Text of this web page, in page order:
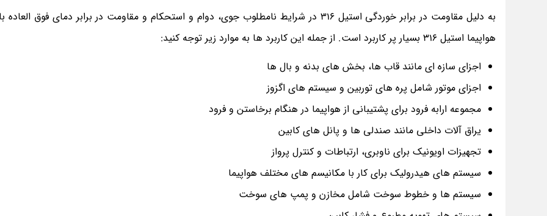
به دلیل مقاومت در برابر خوردگی استیل 316 در شرایط نامطلوب جوی، دوام و استحکام و مقاومت در برابر دمای فوق
هواپیما استیل 316 بسیار پر کاربرد است. از جمله این کاربرد ها به موارد زیر توجه کنید:
اجزای سازه ای مانند قاب ها، بخش های بدنه و بال ها
اجزای موتور شامل پره های توربین و سیستم های اگزوز
مجموعه ارابه فرود برای پشتیبانی از هواپیما در هنگام برخاستن و فرود
یراق آلات داخلی مانند صندلی ها و پانل های کابین
تجهیزات اویونیک برای ناوبری، ارتباطات و کنترل پرواز
سیستم های هیدرولیک برای کار با مکانیسم های مختلف هواپیما
سیستم ها و خطوط سوخت شامل مخازن و پمپ های سوخت